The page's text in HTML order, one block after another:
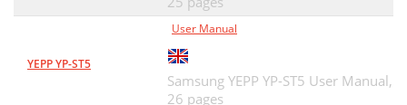
YEPP YP-ST5
User Manual
Samsung YEPP YP-ST5 User Manual,
26 pages